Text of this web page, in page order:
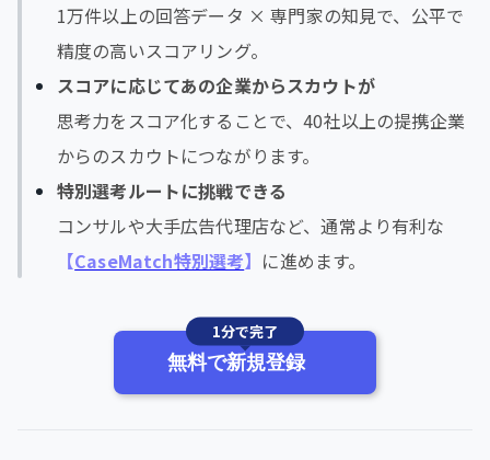
1万件以上の回答データ × 専門家の知見で、公平で
精度の高いスコアリング。
スコアに応じてあの企業からスカウトが
思考力をスコア化することで、40社以上の提携企業
からのスカウトにつながります。
特別選考ルートに挑戦できる
コンサルや大手広告代理店など、通常より有利な
【CaseMatch特別選考】 に進めます。
1分で完了
無料で新規登録